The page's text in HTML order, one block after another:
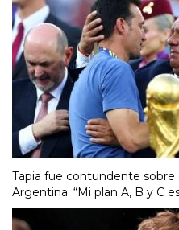
Tapia fue contundente sobre
Argentina: “Mi plan A, B y C